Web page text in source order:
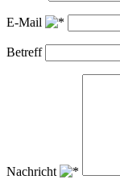
E-Mail
Betreff
Nachricht